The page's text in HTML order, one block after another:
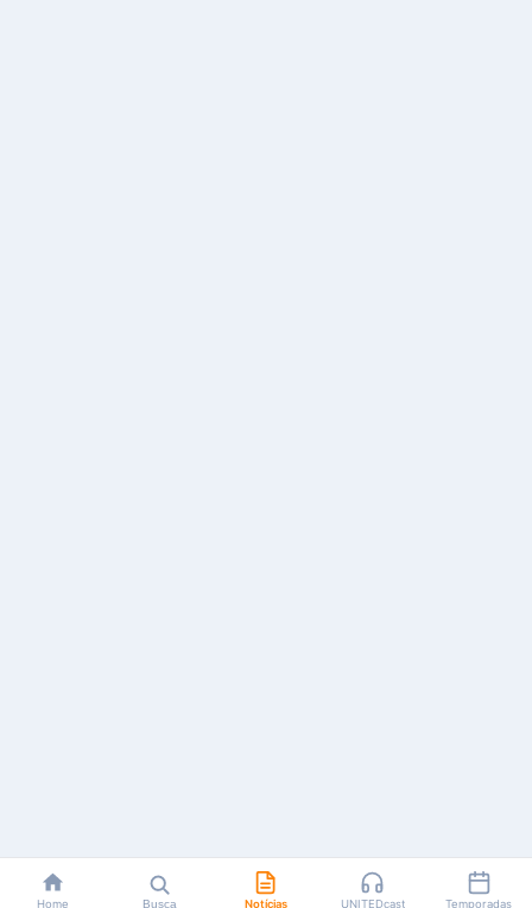
Home Busca Notícias UNITEDcast Temporadas